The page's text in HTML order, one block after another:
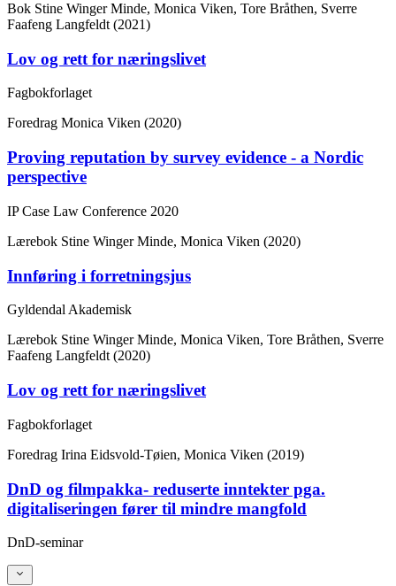
Bok Stine Winger Minde, Monica Viken, Tore Bråthen, Sverre
Faafeng Langfeldt (2021)
Lov og rett for næringslivet
Fagbokforlaget
Foredrag Monica Viken (2020)
Proving reputation by survey evidence - a Nordic
perspective
IP Case Law Conference 2020
Lærebok Stine Winger Minde, Monica Viken (2020)
Innføring i forretningsjus
Gyldendal Akademisk
Lærebok Stine Winger Minde, Monica Viken, Tore Bråthen, Sverre
Faafeng Langfeldt (2020)
Lov og rett for næringslivet
Fagbokforlaget
Foredrag Irina Eidsvold-Tøien, Monica Viken (2019)
DnD og filmpakka- reduserte inntekter pga.
digitaliseringen fører til mindre mangfold
DnD-seminar